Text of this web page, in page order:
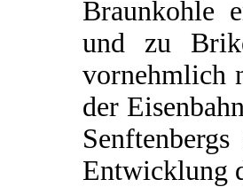
Braunkohle
und zu
vornehmlich
der
Entwicklung